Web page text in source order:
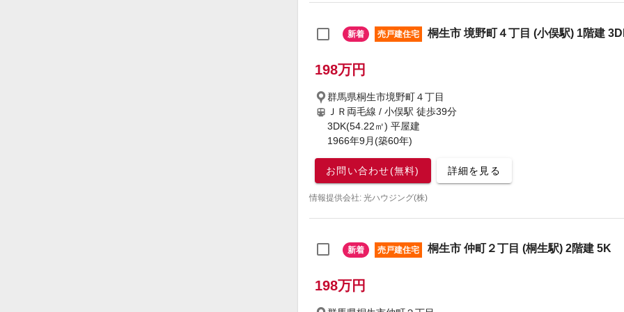
新着 売戸建住宅 桐生市 境野町４丁目 (小俣駅) 1階建
198万円
群馬県桐生市境野町４丁目
ＪＲ両毛線 / 小俣駅 徒歩39分
3DK(54.22㎡) 平屋建
1966年9月(築60年)
お問い合わせ(無料) 詳細を見る
情報提供会社: 光ハウジング(株)
新着 売戸建住宅 桐生市 仲町２丁目 (桐生駅) 2階建 5K
198万円